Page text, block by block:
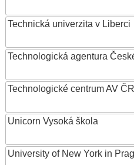
Technická univerzita v Liberci
Technologická agentura
Technologické centrum AV ČR
Unicorn Vysoká škola
University of New York in